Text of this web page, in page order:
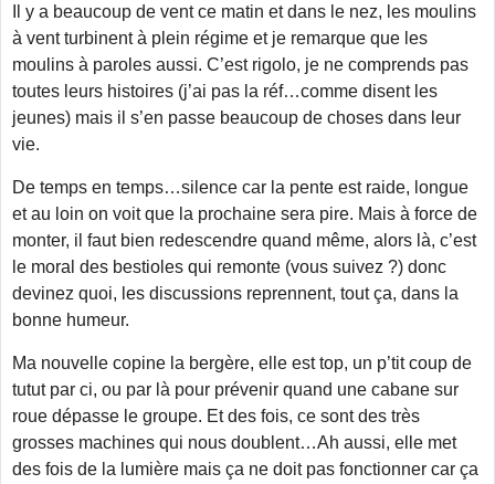
Il y a beaucoup de vent ce matin et dans le nez, les moulins
à vent turbinent à plein régime et je remarque que les
moulins à paroles aussi. C’est rigolo, je ne comprends pas
toutes leurs histoires (j’ai pas la réf…comme disent les
jeunes) mais il s’en passe beaucoup de choses dans leur
vie.
De temps en temps…silence car la pente est raide, longue
et au loin on voit que la prochaine sera pire. Mais à force de
monter, il faut bien redescendre quand même, alors là, c’est
le moral des bestioles qui remonte (vous suivez ?) donc
devinez quoi, les discussions reprennent, tout ça, dans la
bonne humeur.
Ma nouvelle copine la bergère, elle est top, un p’tit coup de
tutut par ci, ou par là pour prévenir quand une cabane sur
roue dépasse le groupe. Et des fois, ce sont des très
grosses machines qui nous doublent…Ah aussi, elle met
des fois de la lumière mais ça ne doit pas fonctionner car ça